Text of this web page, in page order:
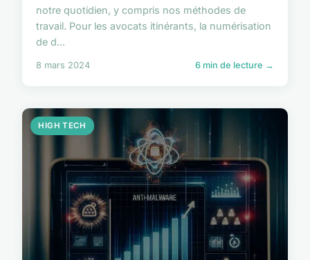
notre quotidien, y compris nos méthodes de
travail. Pour les avocats itinérants, la numérisation
de d...
8 mars 2024 6 min de lecture →
HIGH TECH